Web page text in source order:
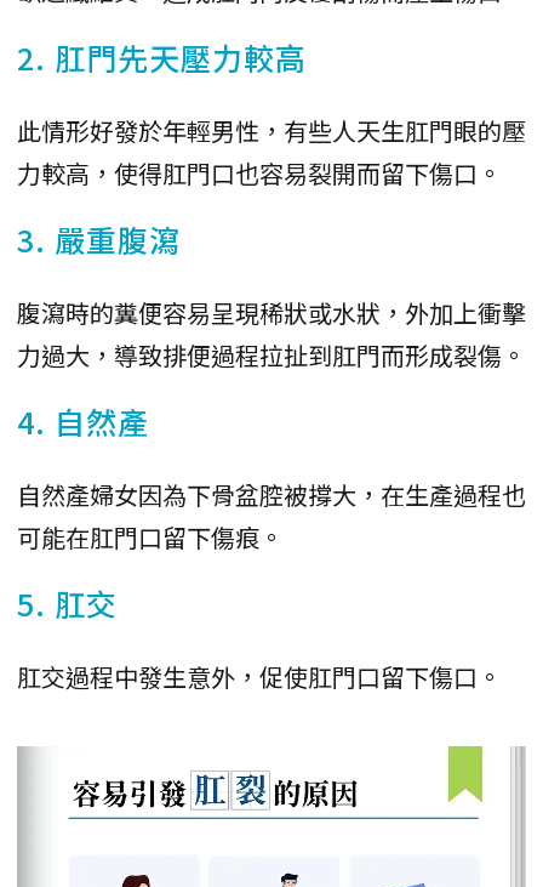
2. 肛門先天壓力較高
此情形好發於年輕男性，有些人天生肛門眼的壓
力較高，使得肛門口也容易裂開而留下傷口。
3. 嚴重腹瀉
腹瀉時的糞便容易呈現稀狀或水狀，外加上衝擊
力過大，導致排便過程拉扯到肛門而形成裂傷。
4. 自然產
自然產婦女因為下骨盆腔被撐大，在生產過程也
可能在肛門口留下傷痕。
5. 肛交
肛交過程中發生意外，促使肛門口留下傷口。